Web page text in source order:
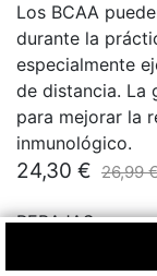
Los BCAA
durante la
especialmente
de distancia. La
para mejorar la
inmunológico.
24,30 € 26,99
REBAJAS